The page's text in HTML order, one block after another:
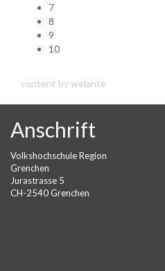
7
8
9
10
content by welante
Anschrift
Volkshochschule Region
Grenchen
Jurastrasse 5
CH-2540 Grenchen